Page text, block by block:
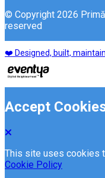
© Copyright 2026
reserved
❤️ Designed, built,
Accept
This site uses cookies
Cookie Policy